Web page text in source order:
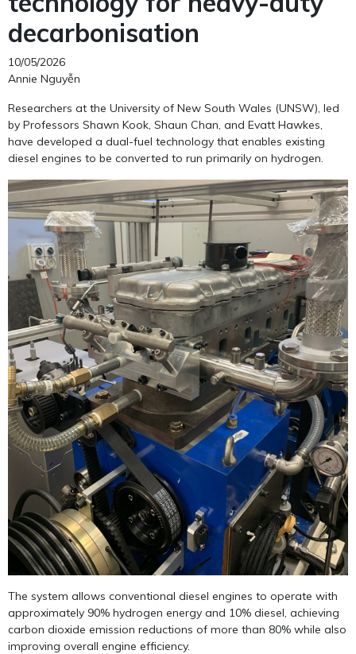
decarbonisation
10/05/2026
Annie Nguyễn
Researchers at the University of New South Wales (UNSW), led
by Professors Shawn Kook, Shaun Chan, and Evatt Hawkes,
have developed a dual-fuel technology that enables existing
diesel engines to be converted to run primarily on hydrogen.
The system allows conventional diesel engines to operate with
approximately 90% hydrogen energy and 10% diesel, achieving
carbon dioxide emission reductions of more than 80% while also
improving overall engine efficiency.